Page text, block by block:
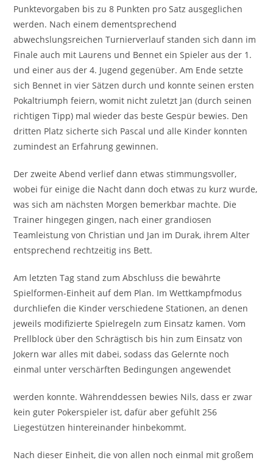
Punktevorgaben bis zu 8 Punkten pro Satz ausgeglichen
werden. Nach einem dementsprechend
abwechslungsreichen Turnierverlauf standen sich dann im
Finale auch mit Laurens und Bennet ein Spieler aus der 1.
und einer aus der 4. Jugend gegenüber. Am Ende setzte
sich Bennet in vier Sätzen durch und konnte seinen ersten
Pokaltriumph feiern, womit nicht zuletzt Jan (durch seinen
richtigen Tipp) mal wieder das beste Gespür bewies. Den
dritten Platz sicherte sich Pascal und alle Kinder konnten
zumindest an Erfahrung gewinnen.
Der zweite Abend verlief dann etwas stimmungsvoller,
wobei für einige die Nacht dann doch etwas zu kurz wurde,
was sich am nächsten Morgen bemerkbar machte. Die
Trainer hingegen gingen, nach einer grandiosen
Teamleistung von Christian und Jan im Durak, ihrem Alter
entsprechend rechtzeitig ins Bett.
Am letzten Tag stand zum Abschluss die bewährte
Spielformen-Einheit auf dem Plan. Im Wettkampfmodus
durchliefen die Kinder verschiedene Stationen, an denen
jeweils modifizierte Spielregeln zum Einsatz kamen. Vom
Prellblock über den Schrägtisch bis hin zum Einsatz von
Jokern war alles mit dabei, sodass das Gelernte noch
einmal unter verschärften Bedingungen angewendet
werden konnte. Währenddessen bewies Nils, dass er zwar
kein guter Pokerspieler ist, dafür aber gefühlt 256
Liegestützen hintereinander hinbekommt.
Nach dieser Einheit, die von allen noch einmal mit großem